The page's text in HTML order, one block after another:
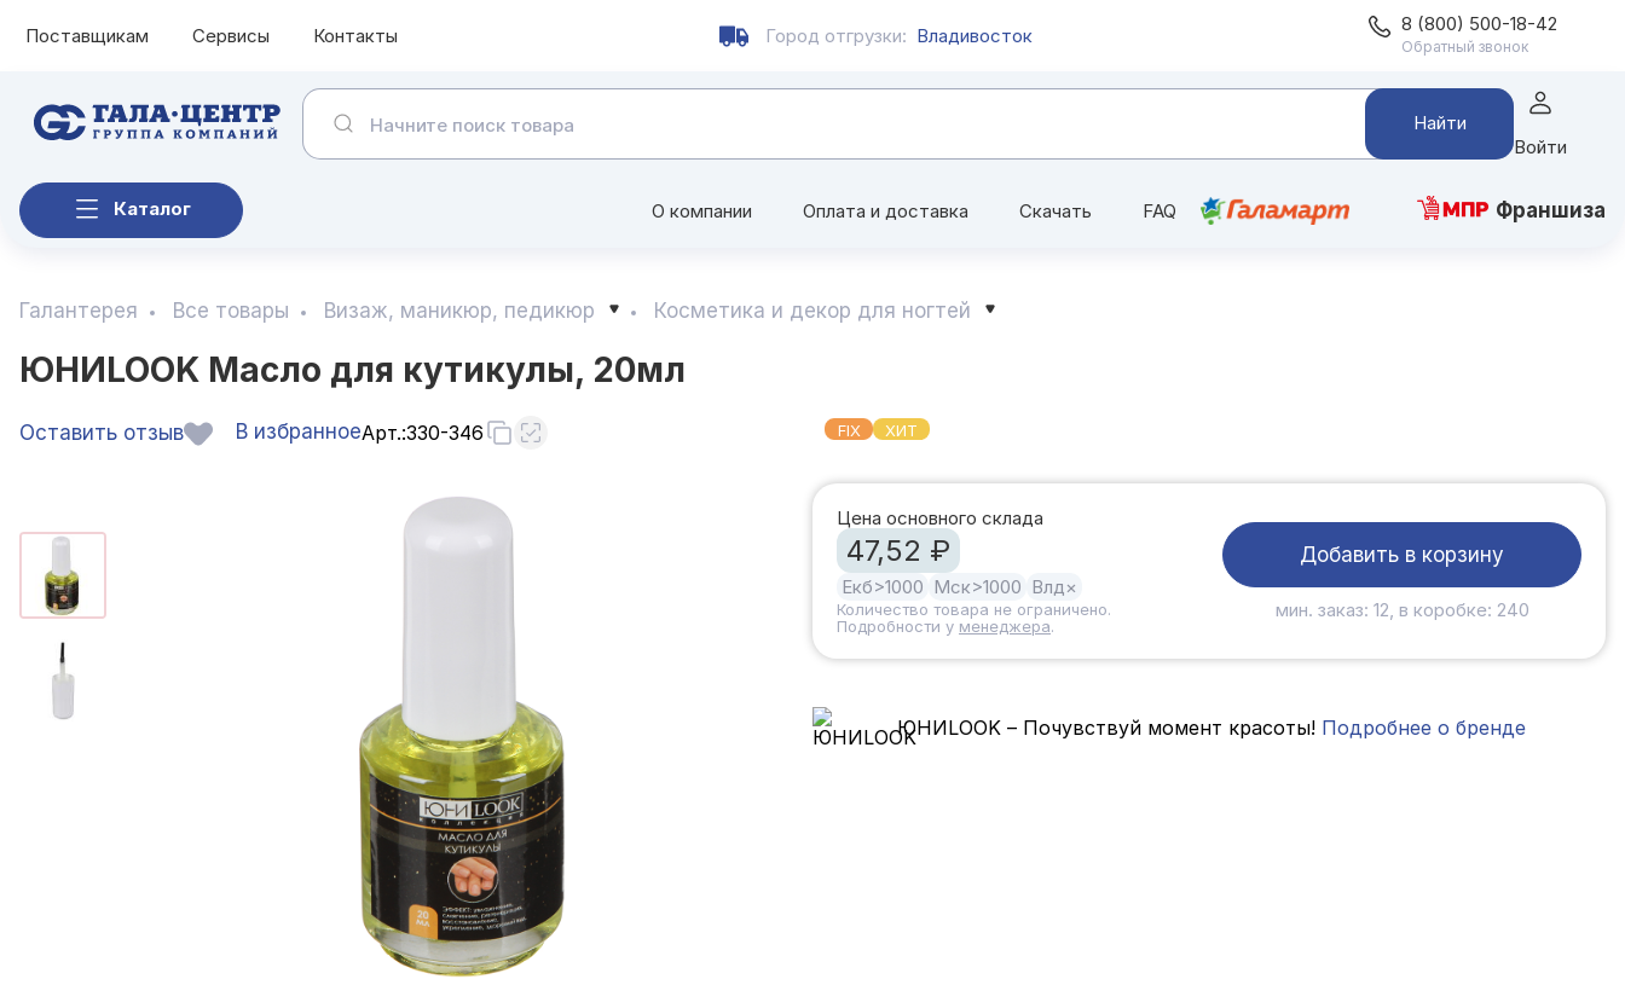
Поставщикам Сервисы Контакты Город отгрузки: Владивосток 8 (800) 500-18-42
Обратный звонок
Найти
Войти
Каталог О компании Оплата и доставка Скачать FAQ Франшиза
Галантерея Все товары Визаж, маникюр, педикюр Косметика и декор для ногтей
ЮНИLOOK Масло для кутикулы, 20мл
Оставить отзыв В избранноеАрт.:330-346 FIX ХИТ
Цена основного склада
47,52 ₽
Екб>1000 Мск>1000 Влд×
Количество товара не ограничено.
Подробности у менеджера.
Добавить в корзину
мин. заказ: 12, в коробке: 240
ЮНИLOOK – Почувствуй момент красоты! Подробнее о бренде